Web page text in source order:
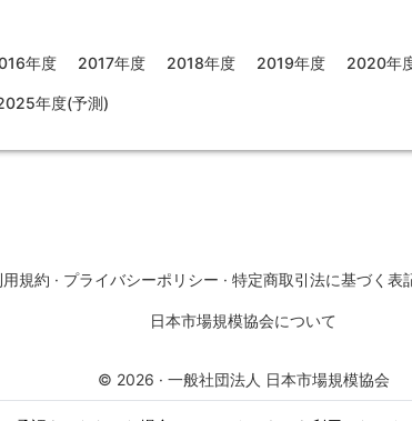
年度 2017年度 2018年度 2019年度 2020年
年度(予測)
用規約 · プライバシーポリシー · 特定商取引法に基づく表
日本市場規模協会について
© 2026 · 一般社団法人 日本市場規模協会